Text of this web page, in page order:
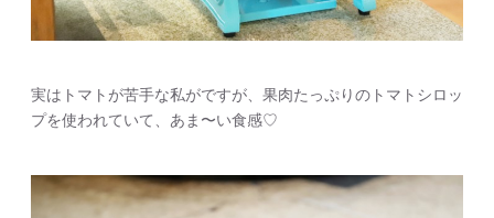
実はトマトが苦手な私がですが、果肉たっぷりのトマトシロッ
プを使われていて、あま〜い食感♡